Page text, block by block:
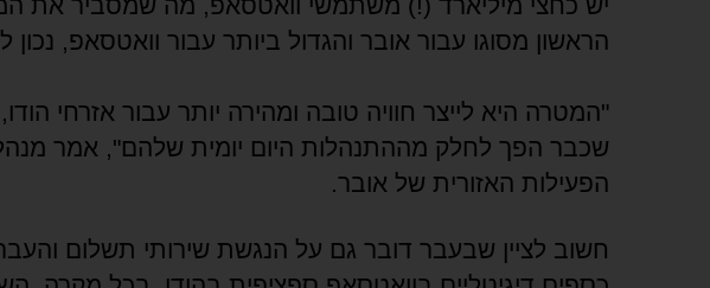
יש כחצי מיליארד (!) משתמשי וואטסאפ, מה שמסביר את
הראשון מסוגו עבור אובר והגדול ביותר עבור וואטסאפ, נכון
"המטרה היא לייצר חוויה טובה ומהירה יותר עבור אזרחי
שכבר הפך לחלק מההתנהלות היום יומית שלהם", אמר
הפעילות האזורית של אובר.
חשוב לציין שבעבר דובר גם על הנגשת שירותי תשלום